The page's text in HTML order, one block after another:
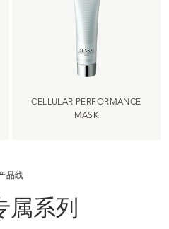
CELLULAR PERFORMANCE
MASK
品线
属系列